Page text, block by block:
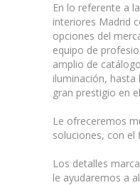
En lo referente a
interiores Madrid
opciones del
equipo de
amplio de
iluminación,
gran prestigio en
Le ofreceremos
soluciones, con el
Los detalles
le ayudaremos a